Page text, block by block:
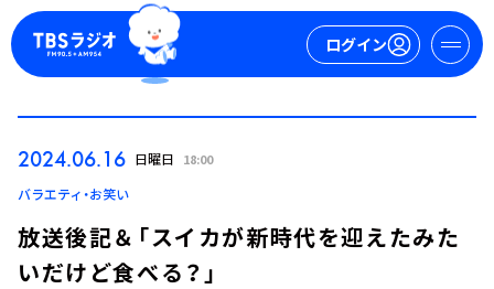
ログイン
ログイン
2024.06.16 日曜日 18:00
バラエティ・お笑い
放送後記＆「スイカが新時代を迎えたみた
いだけど食べる？」